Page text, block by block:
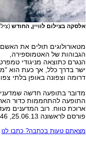
אלסקה בצילום לוויין, החודש
מטאורולוגים תולים את האשם
הגבוהות של האטמוספירה,
הנגרם כתוצאה מניגודי
ישר בדרך כלל, אך כעת הוא
דרומה וצפונה באופן בלתי
מדובר בתופעה חדשה
התופעה להתחממות כדור
ארוכת טווח. רוב המדענים
פורסם לראשונה 25.06.13, 23:46
מצאתם טעות בכתבה? כתבו לנו